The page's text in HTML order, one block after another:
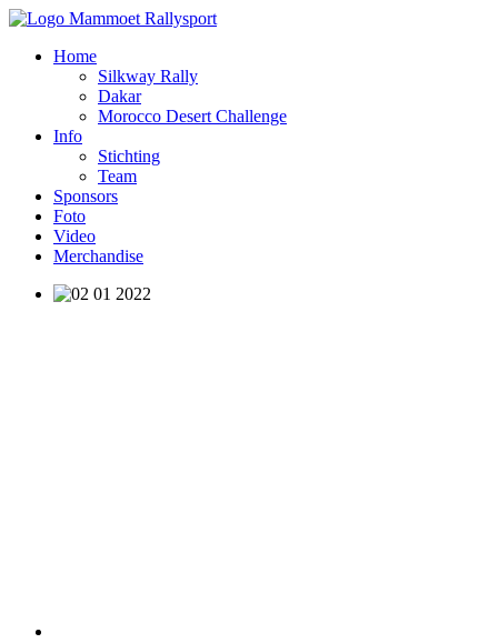
Home
Silkway Rally
Dakar
Morocco Desert Challenge
Info
Stichting
Team
Sponsors
Foto
Video
Merchandise